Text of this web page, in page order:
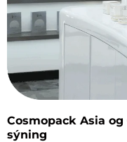
Cosmopack Asia
sýning